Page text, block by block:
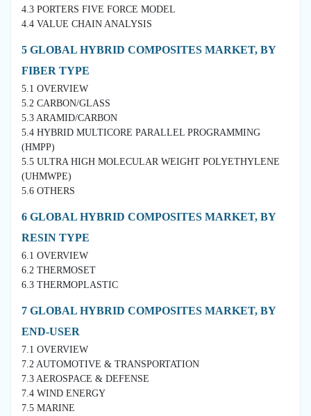
4.3 PORTERS FIVE FORCE MODEL
4.4 VALUE CHAIN ANALYSIS
5 GLOBAL HYBRID COMPOSITES MARKET, BY
FIBER TYPE
5.1 OVERVIEW
5.2 CARBON/GLASS
5.3 ARAMID/CARBON
5.4 HYBRID MULTICORE PARALLEL PROGRAMMING
(HMPP)
5.5 ULTRA HIGH MOLECULAR WEIGHT POLYETHYLENE
(UHMWPE)
5.6 OTHERS
6 GLOBAL HYBRID COMPOSITES MARKET, BY
RESIN TYPE
6.1 OVERVIEW
6.2 THERMOSET
6.3 THERMOPLASTIC
7 GLOBAL HYBRID COMPOSITES MARKET, BY
END-USER
7.1 OVERVIEW
7.2 AUTOMOTIVE & TRANSPORTATION
7.3 AEROSPACE & DEFENSE
7.4 WIND ENERGY
7.5 MARINE